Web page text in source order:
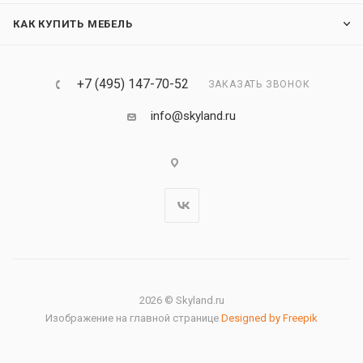
КАК КУПИТЬ МЕБЕЛЬ
+7 (495) 147-70-52 ЗАКАЗАТЬ ЗВОНОК
info@skyland.ru
2026 © Skyland.ru
Изображение на главной странице Designed by Freepik